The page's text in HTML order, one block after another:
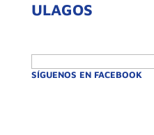
ULAGOS
SÍGUENOS EN FACEBOOK